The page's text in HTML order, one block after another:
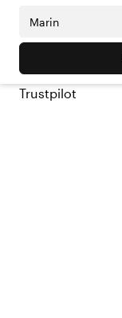
Marin
Trustpilot